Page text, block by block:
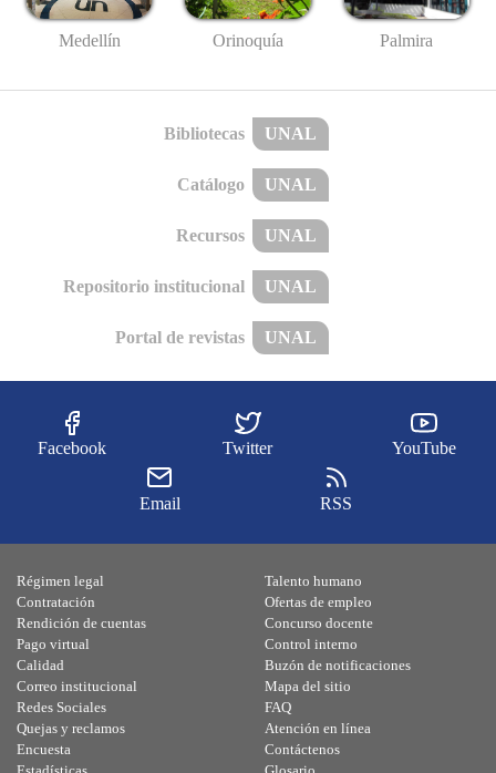
Medellín Orinoquía Palmira
Bibliotecas UNAL
Catálogo UNAL
Recursos UNAL
Repositorio institucional UNAL
Portal de revistas UNAL
Facebook Twitter YouTube
Email RSS
Régimen legal
Contratación
Rendición de cuentas
Pago virtual
Calidad
Talento humano
Ofertas de empleo
Concurso docente
Control interno
Buzón de notificaciones
Correo institucional
Redes Sociales
Quejas y reclamos
Encuesta
Mapa del sitio
FAQ
Atención en línea
Contáctenos